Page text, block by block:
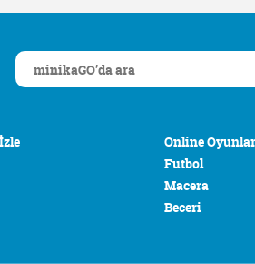
Online Oyunlar
Futbol
Macera
Beceri